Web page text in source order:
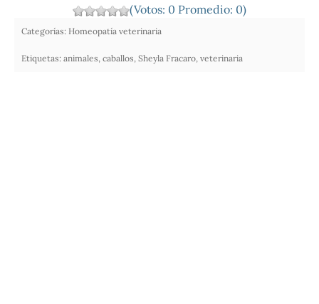
(Votos: 0 Promedio: 0)
Categorías: Homeopatía veterinaria
Etiquetas: animales caballos Sheyla Fracaro veterinaria